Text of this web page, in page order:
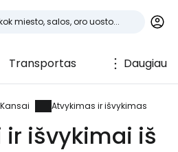
Transportas Daugiau
Atvykimas ir išvykimas
išvykimai iš
prie
bendruomenė